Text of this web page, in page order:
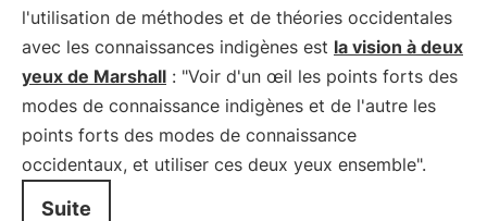
l'utilisation de méthodes et de théories occidentales
avec les connaissances indigènes est la vision à deux
yeux de Marshall : "Voir d'un œil les points forts des
modes de connaissance indigènes et de l'autre les
points forts des modes de connaissance
occidentaux, et utiliser ces deux yeux ensemble".
Suite